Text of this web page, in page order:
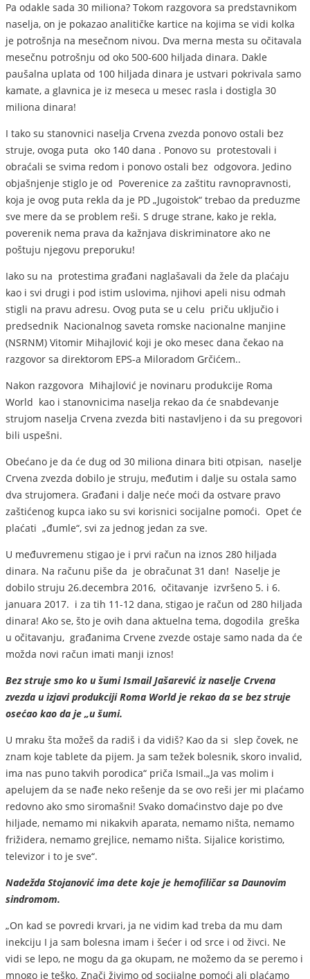
Pa odakle sada 30 miliona? Tokom razgovora sa predstavnikom
naselja, on je pokazao analitičke kartice na kojima se vidi kolka
je potrošnja na mesečnom nivou. Dva merna mesta su očitavala
mesečnu potrošnju od oko 500-600 hiljada dinara. Dakle
paušalna uplata od 100 hiljada dinara je ustvari pokrivala samo
kamate, a glavnica je iz meseca u mesec rasla i dostigla 30
miliona dinara!
I tako su stanovnici naselja Crvena zvezda ponovo ostali bez
struje, ovoga puta oko 140 dana . Ponovo su protestovali i
obraćali se svima redom i ponovo ostali bez odgovora. Jedino
objašnjenje stiglo je od Poverenice za zaštitu ravnopravnosti,
koja je ovog puta rekla da je PD „Jugoistok“ trebao da preduzme
sve mere da se problem reši. S druge strane, kako je rekla,
poverenik nema prava da kažnjava diskriminatore ako ne
poštuju njegovu preporuku!
Iako su na protestima građani naglašavali da žele da plaćaju
kao i svi drugi i pod istim uslovima, njihovi apeli nisu odmah
stigli na pravu adresu. Ovog puta se u celu priču uključio i
predsednik Nacionalnog saveta romske nacionalne manjine
(NSRNM) Vitomir Mihajlović koji je oko mesec dana čekao na
razgovor sa direktorom EPS-a Miloradom Grčićem..
Nakon razgovora Mihajlović je novinaru produkcije Roma
World kao i stanovnicima naselja rekao da će snabdevanje
strujom naselja Crvena zvezda biti nastavljeno i da su pregovori
bili uspešni.
Obećano je da će dug od 30 miliona dinara biti otpisan, naselje
Crvena zvezda dobilo je struju, međutim i dalje su ostala samo
dva strujomera. Građani i dalje neće moći da ostvare pravo
zaštićenog kupca iako su svi korisnici socijalne pomoći. Opet će
plaćati „đumle“, svi za jednog jedan za sve.
U međuvremenu stigao je i prvi račun na iznos 280 hiljada
dinara. Na računu piše da je obračunat 31 dan! Naselje je
dobilo struju 26.decembra 2016, očitavanje izvršeno 5. i 6.
januara 2017. i za tih 11-12 dana, stigao je račun od 280 hiljada
dinara! Ako se, što je ovih dana aktuelna tema, dogodila greška
u očitavanju, građanima Crvene zvezde ostaje samo nada da će
možda novi račun imati manji iznos!
Bez struje smo ko u šumi Ismail Jašarević iz naselje Crvena
zvezda u izjavi produkciji Roma World je rekao da se bez struje
osećao kao da je „u šumi.
U mraku šta možeš da radiš i da vidiš? Kao da si slep čovek, ne
znam koje tablete da pijem. Ja sam težek bolesnik, skoro invalid,
ima nas puno takvih porodica“ priča Ismail.„Ja vas molim i
apelujem da se nađe neko rešenje da se ovo reši jer mi plaćamo
redovno ako smo siromašni! Svako domaćinstvo daje po dve
hiljade, nemamo mi nikakvih aparata, nemamo ništa, nemamo
frižidera, nemamo grejlice, nemamo ništa. Sijalice koristimo,
televizor i to je sve“.
Nadežda Stojanović ima dete koje je hemofiličar sa Daunovim
sindromom.
„On kad se povredi krvari, ja ne vidim kad treba da mu dam
inekciju I ja sam bolesna imam i šećer i od srce i od živci. Ne
vidi se lepo, ne mogu da ga okupam, ne možemo da se peremo i
mnogo je teško. Znači živimo od socijalne pomoći ali plaćamo